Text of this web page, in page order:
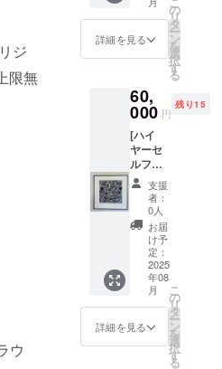
ジ
限無
ウ
面サイ
ズ
30×30
㌢ フ
レーム
45×45
㌢ エ
ディ
ション
９０
枚 エ
ディ
ション
ナン
バーは
選べま
せん
詳細を見る
の
リ
タ
ー
ン
を
選
択
す
る
60,
000 円
残り15
[ハイ
ヤーセ
ルフに
赦され
る存在
たち] フ
レーム
に入っ
たジグ
レー版
画 画
面サイ
ズ
30×30
㌢ フ
レーム
支援
者：
0人
お届
け予
定：
2025
年08
月
詳細を見る
こ
の
リ
タ
ー
ン
を
選
択
す
る